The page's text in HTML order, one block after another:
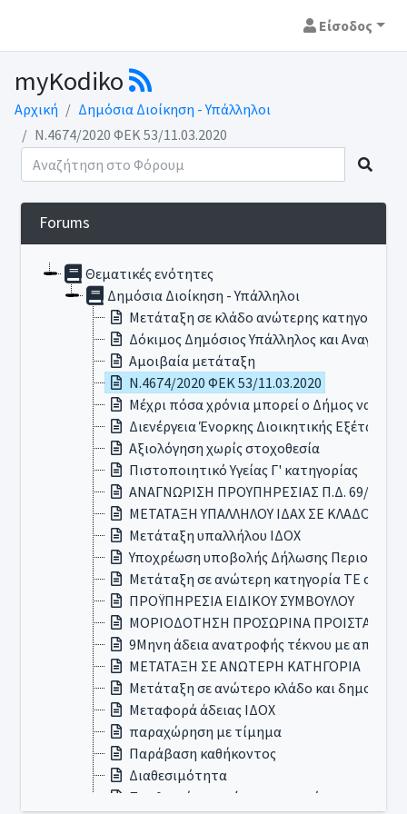
Είσοδος
myKodiko
Αρχική
Δημόσια Διοίκηση - Υπάλληλοι
Ν.4674/2020 ΦΕΚ 53/11.03.2020
Forums
Θεματικές ενότητες
Δημόσια Διοίκηση - Υπάλληλοι
Μετάταξη σε κλάδο ανώτερης κατηγορίας
Δόκιμος Δημόσιος Υπάλληλος και
Αμοιβαία μετάταξη
Ν.4674/2020 ΦΕΚ 53/11.03.2020
Μέχρι πόσα χρόνια μπορεί ο Δήμος να
Διενέργεια Ένορκης Διοικητικής
Αξιολόγηση χωρίς στοχοθεσία
Πιστοποιητικό Υγείας Γ' κατηγορίας
ΑΝΑΓΝΩΡΙΣΗ ΠΡΟΥΠΗΡΕΣΙΑΣ Π.Δ. 69/2016
ΜΕΤΑΤΑΞΗ ΥΠΑΛΛΗΛΟΥ ΙΔΑΧ ΣΕ ΚΛΑΔΟ
Μετάταξη υπαλλήλου ΙΔΟΧ
Υποχρέωση υποβολής Δήλωσης
Μετάταξη σε ανώτερη κατηγορία ΤΕ σε ΠΕ
ΠΡΟΫΠΗΡΕΣΙΑ ΕΙΔΙΚΟΥ ΣΥΜΒΟΥΛΟΥ
ΜΟΡΙΟΔΟΤΗΣΗ ΠΡΟΣΩΡΙΝΑ
9Μηνη άδεια ανατροφής τέκνου με
ΜΕΤΑΤΑΞΗ ΣΕ ΑΝΩΤΕΡΗ ΚΑΤΗΓΟΡΙΑ
Μετάταξη σε ανώτερο κλάδο και δημοτικές
Μεταφορά άδειας ΙΔΟΧ
παραχώρηση με τίμημα
Παράβαση καθήκοντος
Διαθεσιμότητα
Προθεσμία ενημέρωσης για τόπο ακρόασης